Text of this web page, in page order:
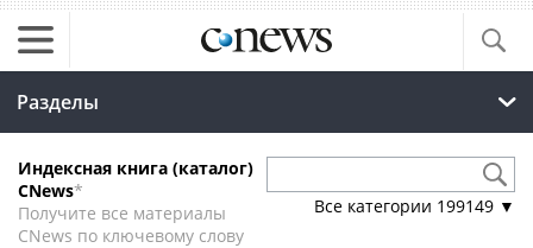
Разделы
Индексная книга (каталог)
CNews*
Получите все материалы
CNews по ключевому слову
Все категории 199149 ▼